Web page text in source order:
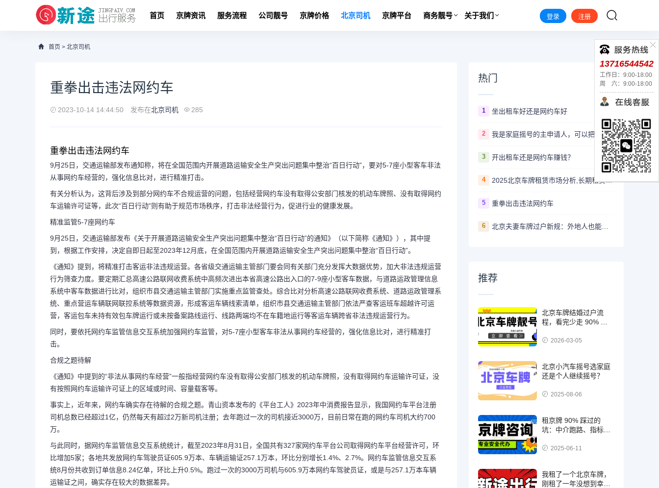
首页 京牌资讯 服务流程 公司靓号 京牌价格 北京司机 京牌平台 商务靓号 关于我们 登录 注册
首页 > 北京司机
重拳出击违法网约车
2023-10-14 14:44:50 发布在北京司机 285
重拳出击违法网约车
9月25日，交通运输部发布通知称，将在全国范围内开展道路运输安全生产突出问题集中整治“百日行动”，要对5-7座小型客车非法
从事网约车经营的，强化信息比对，进行精准打击。
有关分析认为，这背后涉及到部分网约车不合规运营的问题，包括经营网约车没有取得公安部门核发的机动车牌照、没有取得网约
车运输许可证等，此次“百日行动”则有助于规范市场秩序，打击非法经营行为，促进行业的健康发展。
精准监管5-7座网约车
9月25日，交通运输部发布《关于开展道路运输安全生产突出问题集中整治“百日行动”的通知》（以下简称《通知》），其中提
到，根据工作安排，决定自即日起至2023年12月底，在全国范围内开展道路运输安全生产突出问题集中整治“百日行动”。
《通知》提到，将精准打击客运非法违规运营。各省级交通运输主管部门要会同有关部门充分发挥大数据优势，加大非法违规运营
行为筛查力度。要定期汇总高速公路联网收费系统中高频次进出本省高速公路出入口的7-9座小型客车数据，与道路运政管理信息
系统中客车数据进行比对，组织市县交通运输主管部门实施重点监管查处。综合比对分析高速公路联网收费系统、道路运政管理系
统、重点营运车辆联网联控系统等数据资源，形成客运车辆线索清单，组织市县交通运输主管部门依法严查客运班车超越许可运
营，客运包车未持有效包车牌运行或未按备案路线运行、线路两端均不在车籍地运行等客运车辆跨省非法违规运营行为。
同时，要依托网约车监管信息交互系统加强网约车监管，对5-7座小型客车非法从事网约车经营的，强化信息比对，进行精准打
击。
合规之题待解
《通知》中提到的“非法从事网约车经营”一般指经营网约车没有取得公安部门核发的机动车牌照，没有取得网约车运输许可证，没
有按照网约车运输许可证上的区域或时间、容量载客等。
事实上，近年来，网约车确实存在待解的合规之题。青山资本发布的《平台工人》2023年中消费报告显示，我国网约车平台注册
司机总数已经超过1亿，仍然每天有超过2万新司机注册；去年跑过一次的司机接近3000万，目前日常在跑的网约车司机大约700
万。
与此同时，据网约车监管信息交互系统统计，截至2023年8月31日，全国共有327家网约车平台公司取得网约车平台经营许可，环
比增加5家；各地共发放网约车驾驶员证605.9万本、车辆运输证257.1万本，环比分别增长1.4%、2.7%。网约车监管信息交互系
统8月份共收到订单信息8.24亿单，环比上升0.5%。跑过一次的3000万司机与605.9万本网约车驾驶员证，或是与257.1万本车辆
运输证之间，确实存在较大的数据差异。
热门
1 坐出租车好还是网约车好
2 我是家庭摇号的主申请人，可以把指标过户给妻子吗？
3 开出租车还是网约车赚钱？
4 2025北京车牌租赁市场分析,长期租赁更划算
5 重拳出击违法网约车
6 北京夫妻车牌过户新规：外地人也能办！
推荐
北京车牌结婚过户流
程，看完少走 90% 弯
2026-03-05
北京小汽车摇号选家庭
还是个人继续摇号？
2025-08-06
租京牌 90% 踩过的
坑：中介跑路、指标被
2025-06-11
我租了一个北京车牌，
刚租了一年没想到幸运
13716544542
工作日：9:00-18:00
周 六：9:00-18:00